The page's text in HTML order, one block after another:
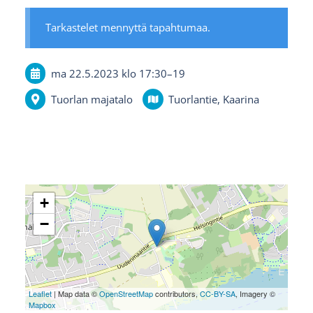
Tarkastelet mennyttä tapahtumaa.
ma 22.5.2023 klo 17:30–19
Tuorlan majatalo
Tuorlantie, Kaarina
+
−
Leaflet| Map data ©OpenStreetMapcontributors,CC-BY-SA, Imagery ©
Mapbox